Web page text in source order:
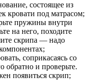
состоящее из
кровати под матрасом;
пружины внутри
на него, походите
скрипа — надо
соприкасаясь со
обратно и проверьте.
появиться скрип;